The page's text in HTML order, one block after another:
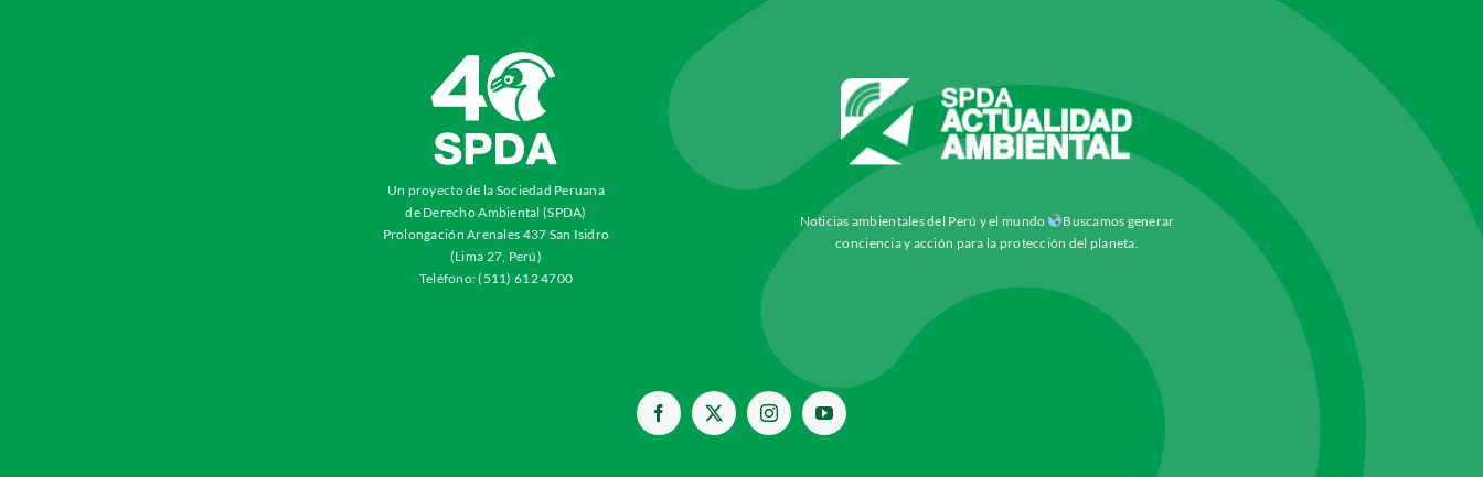
Un proyecto de la Sociedad Peruana
de Derecho Ambiental (SPDA)
Prolongación Arenales 437 San Isidro
(Lima 27, Perú)
Teléfono: (511) 612 4700
Noticias ambientales del Perú y el mundo
Buscamos generar
conciencia y acción para la protección del planeta.